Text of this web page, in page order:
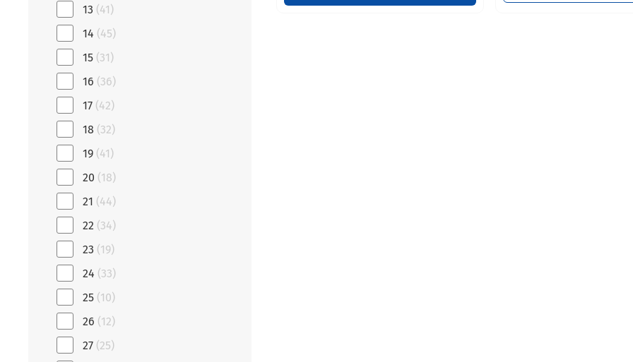
13 (41)
14 (45)
15 (31)
16 (36)
17 (42)
18 (32)
19 (41)
20 (18)
21 (44)
22 (34)
23 (19)
24 (33)
25 (10)
26 (12)
27 (25)